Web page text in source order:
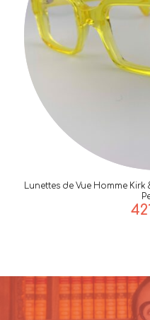
Lunettes de Vue Homme